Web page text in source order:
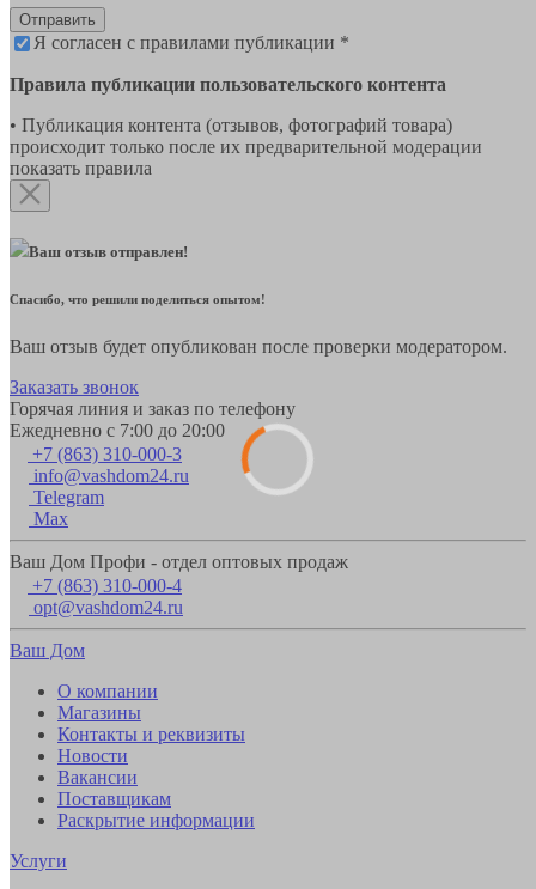
Отправить
Я согласен с правилами публикации *
Правила публикации пользовательского контента
• Публикация контента (отзывов, фотографий товара)
происходит только после их предварительной модерации
показать правила
Ваш отзыв отправлен!
Спасибо, что решили поделиться опытом!
Ваш отзыв будет опубликован после проверки модератором.
Заказать звонок
Горячая линия и заказ по телефону
Ежедневно с 7:00 до 20:00
+7 (863) 310-000-3
info@vashdom24.ru
Telegram
Max
Ваш Дом Профи - отдел оптовых продаж
+7 (863) 310-000-4
opt@vashdom24.ru
Ваш Дом
О компании
Магазины
Контакты и реквизиты
Новости
Вакансии
Поставщикам
Раскрытие информации
Услуги